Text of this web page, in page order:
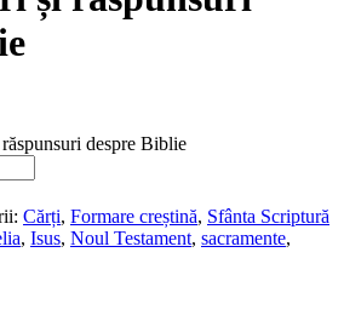
despre Biblie
Cărți, Formare creștină, Sfânta Scriptură
, Isus, Noul Testament, sacramente,